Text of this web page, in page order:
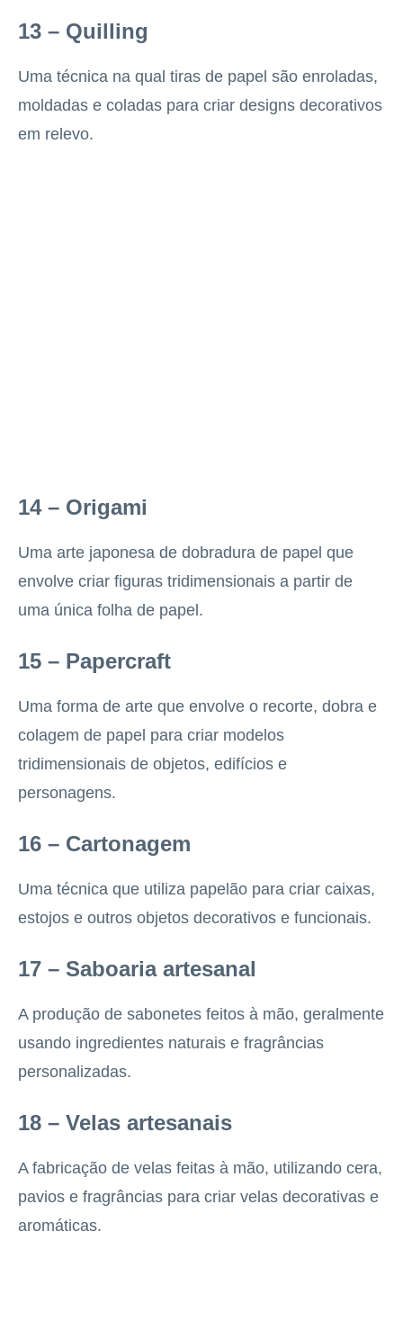
13 – Quilling
Uma técnica na qual tiras de papel são enroladas,
moldadas e coladas para criar designs decorativos
em relevo.
14 – Origami
Uma arte japonesa de dobradura de papel que
envolve criar figuras tridimensionais a partir de
uma única folha de papel.
15 – Papercraft
Uma forma de arte que envolve o recorte, dobra e
colagem de papel para criar modelos
tridimensionais de objetos, edifícios e
personagens.
16 – Cartonagem
Uma técnica que utiliza papelão para criar caixas,
estojos e outros objetos decorativos e funcionais.
17 – Saboaria artesanal
A produção de sabonetes feitos à mão, geralmente
usando ingredientes naturais e fragrâncias
personalizadas.
18 – Velas artesanais
A fabricação de velas feitas à mão, utilizando cera,
pavios e fragrâncias para criar velas decorativas e
aromáticas.